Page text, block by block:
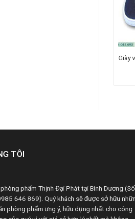
Giày
TÔI
phẩm Thịnh Đại Phát tại Bình Dương (Số
646 869). Quý khách sẽ được sở hữu
phòng phẩm ưng ý, hữu dụng nhất cho công